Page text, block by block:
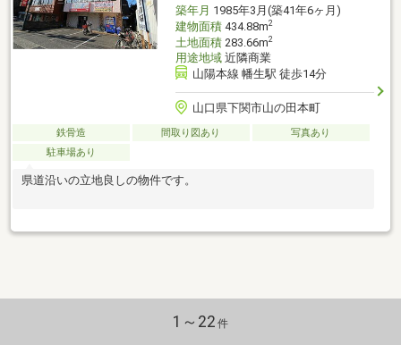
築年月 1985年3月(築41年6ヶ月)
建物面積434.88m2
土地面積283.66m2
用途地域近隣商業
山陽本線 幡生駅 徒歩14分
山口県下関市山の田本町
鉄骨造 間取り図あり
写真あり
駐車場あり
県道沿いの立地良しの物件です。
1～22 件